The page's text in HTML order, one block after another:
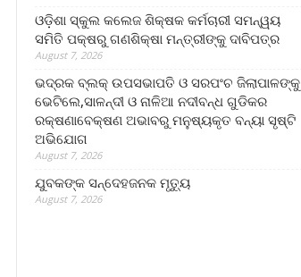
ଓଡ଼ିଶା ସ୍କୁଲ କଲେଜ ଶିକ୍ଷକ କର୍ମଚାରୀ ସମନ୍ୱୟ
ସମିତି ପକ୍ଷରୁ ଗଣଶିକ୍ଷା ମନ୍ତ୍ରୀଙ୍କୁ ଦାବିପତ୍ର
August 7, 2026
ଭଦ୍ରକ ବ୍ଲକ୍ ଉପସଭାପତି ଓ ସରପଂଚ ଜିଲାପାଳଙ୍କୁ
ଭେଟିଲେ,ସାଳନ୍ଦୀ ଓ ନାଳିଆ ନଦୀବନ୍ଧ ଗୁଡିକର
ରକ୍ଷଣାବେକ୍ଷଣ ଅଭାବରୁ ମନୁଷ୍ୟକୃତ ବନ୍ୟା ସୃଷ୍ଟି
ଅଭିଯୋଗ
August 7, 2026
ଯୁବକଙ୍କ ସନ୍ଦେହଜନକ ମୃତ୍ୟୁ
August 7, 2026